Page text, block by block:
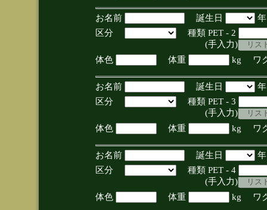
お名前 誕生日
区分
種類 PET - 2
(手入力)
体色
体重 kg ワ
お名前 誕生日
区分
種類 PET - 3
(手入力)
体色
体重 kg ワ
お名前 誕生日
区分
種類 PET - 4
(手入力)
体色
体重 kg ワ